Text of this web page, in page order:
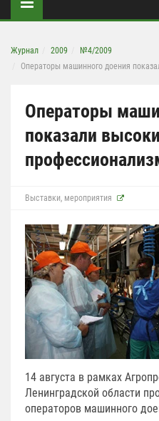
Журнал 2009
№4/2009
Операторы машинного доения
Операторы
показали
Выставки, мероприятия
14 августа в рамках
Ленинградской области
операторов машинного